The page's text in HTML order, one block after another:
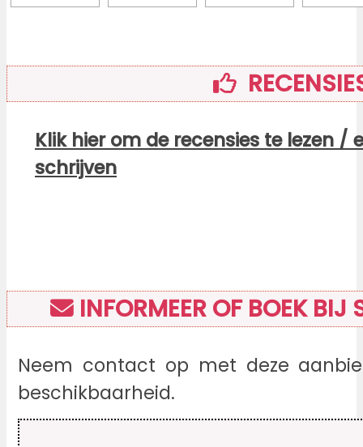
Klik hier om de recensies te lezen /
schrijven
INFORMEER OF BOEK BIJ
Neem contact op met deze
beschikbaarheid.